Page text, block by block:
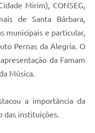
Mirim), CONSEG,
de Santa Bárbara,
municipais e particular,
Pernas da Alegria. O
da Famam
Música.
a importância da
das instituições.